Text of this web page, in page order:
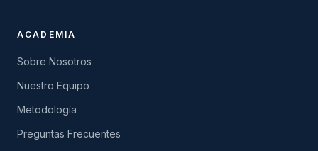
ACADEMIA
Sobre Nosotros
Nuestro Equipo
Metodología
Preguntas Frecuentes